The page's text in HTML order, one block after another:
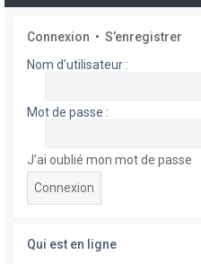
Connexion • S’enregistrer
Nom d’utilisateur :
Mot de passe :
J’ai oublié mon mot de passe
Qui est en ligne